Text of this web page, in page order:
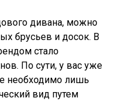
дивана, можно
брусьев и досок. В
стало
По сути, у вас уже
необходимо лишь
вид путем